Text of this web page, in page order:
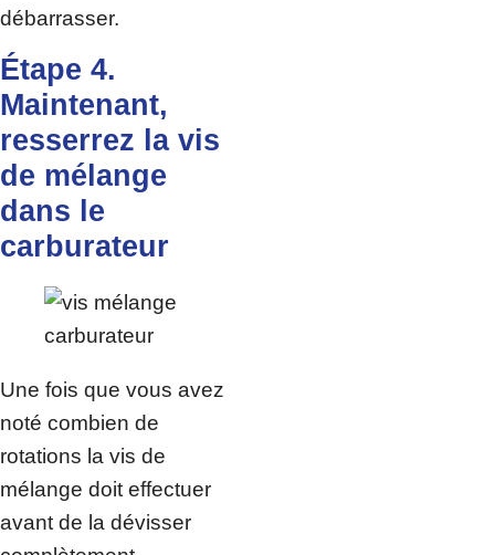
débarrasser.
Étape 4.
Maintenant,
resserrez la vis
de mélange
dans le
carburateur
Une fois que vous avez
noté combien de
rotations la vis de
mélange doit effectuer
avant de la dévisser